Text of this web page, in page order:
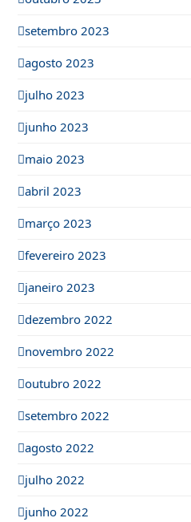
setembro 2023
agosto 2023
julho 2023
junho 2023
maio 2023
abril 2023
março 2023
fevereiro 2023
janeiro 2023
dezembro 2022
novembro 2022
outubro 2022
setembro 2022
agosto 2022
julho 2022
junho 2022